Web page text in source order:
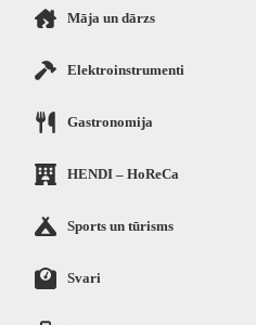
Māja un dārzs
Elektroinstrumenti
Gastronomija
HENDI – HoReCa
Sports un tūrisms
Svari